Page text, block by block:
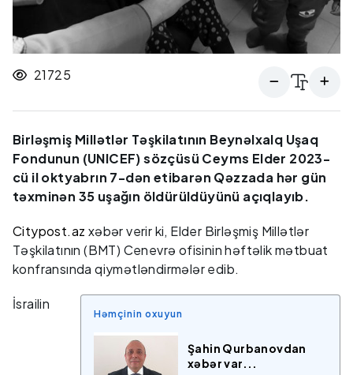
21725
Birləşmiş Millətlər Təşkilatının Beynəlxalq Uşaq
Fondunun (UNICEF) sözçüsü Ceyms Elder 2023-
cü il oktyabrın 7-dən etibarən Qəzzada hər gün
təxminən 35 uşağın öldürüldüyünü açıqlayıb.
Citypost.az xəbər verir ki, Elder Birləşmiş Millətlər
Təşkilatının (BMT) Cenevrə ofisinin həftəlik mətbuat
konfransında qiymətləndirmələr edib.
Həmçinin oxuyun
Şahin Qurbanovdan
xəbər var...
İsrailin